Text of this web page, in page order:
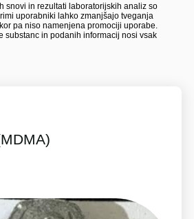
snovi in rezultati laboratorijskih analiz so
uporabniki lahko zmanjšajo tveganja
pa niso namenjena promociji uporabe.
substanc in podanih informacij nosi vsak